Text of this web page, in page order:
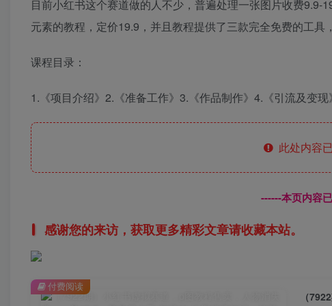
目前小红书这个赛道做的人不少，普遍处理一张图片收费
元素的教程，定价19.9，并且教程提供了三款完全免费的工
课程目录：
1.《项目介绍》2.《准备工作》3.《作品制作》4.《引流及变现
此处内容
------本页内容
感谢您的来访，获取更多精彩文章请收藏本站。
（
付费阅读